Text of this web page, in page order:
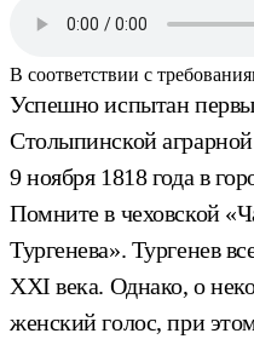
В соответствии с
Успешно испытан
Столыпинской
9 ноября 1818 года в
Помните в чеховской
Тургенева». Тургенев
XXI века. Однако, о
женский голос, при